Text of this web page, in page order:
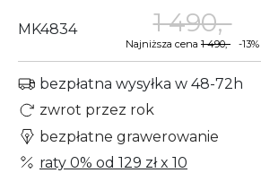
MK4834 1 490,-
Najniższa cena 1 490,- -13%
bezpłatna wysyłka w 48-72h
zwrot przez rok
bezpłatne grawerowanie
raty 0% od 129 złx 10